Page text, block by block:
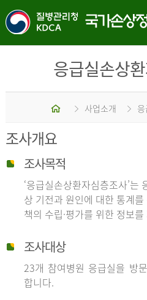
응급실손상
홈 사업소개
조사개요
조사목적
‘응급실손상환자심층조사’
상 기전과 원인에 대한 통계
책의 수립·평가를 위한 정보
조사대상
23개 참여병원 응급실을 방
합니다.